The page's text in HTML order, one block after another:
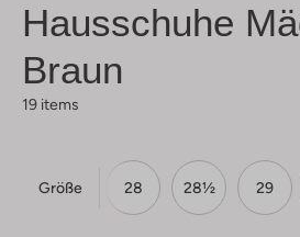
Hausschuhe
Braun
19 items
Größe
27½ 28 28½ 29